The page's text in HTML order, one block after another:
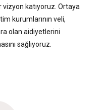
vizyon katıyoruz. Ortaya
kurumlarının veli,
olan aidiyetlerini
sağlıyoruz.